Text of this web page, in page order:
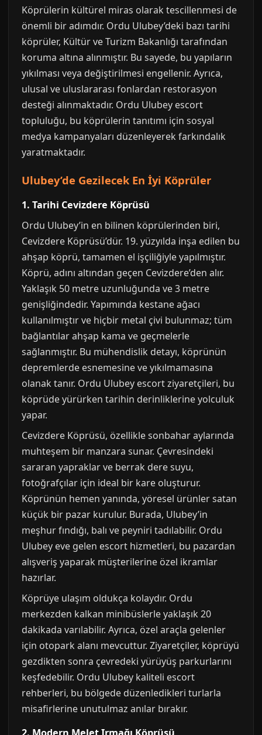
Köprülerin kültürel miras olarak tescillenmesi de
önemli bir adımdır. Ordu Ulubey’deki bazı tarihi
köprüler, Kültür ve Turizm Bakanlığı tarafından
koruma altına alınmıştır. Bu sayede, bu yapıların
yıkılması veya değiştirilmesi engellenir. Ayrıca,
ulusal ve uluslararası fonlardan restorasyon
desteği alınmaktadır. Ordu Ulubey escort
topluluğu, bu köprülerin tanıtımı için sosyal
medya kampanyaları düzenleyerek farkındalık
yaratmaktadır.
Ulubey’de Gezilecek En İyi Köprüler
1. Tarihi Cevizdere Köprüsü
Ordu Ulubey’in en bilinen köprülerinden biri,
Cevizdere Köprüsü’dür. 19. yüzyılda inşa edilen bu
ahşap köprü, tamamen el işçiliğiyle yapılmıştır.
Köprü, adını altından geçen Cevizdere’den alır.
Yaklaşık 50 metre uzunluğunda ve 3 metre
genişliğindedir. Yapımında kestane ağacı
kullanılmıştır ve hiçbir metal çivi bulunmaz; tüm
bağlantılar ahşap kama ve geçmelerle
sağlanmıştır. Bu mühendislik detayı, köprünün
depremlerde esnemesine ve yıkılmamasına
olanak tanır. Ordu Ulubey escort ziyaretçileri, bu
köprüde yürürken tarihin derinliklerine yolculuk
yapar.
Cevizdere Köprüsü, özellikle sonbahar aylarında
muhteşem bir manzara sunar. Çevresindeki
sararan yapraklar ve berrak dere suyu,
fotoğrafçılar için ideal bir kare oluşturur.
Köprünün hemen yanında, yöresel ürünler satan
küçük bir pazar kurulur. Burada, Ulubey’in
meşhur fındığı, balı ve peyniri tadılabilir. Ordu
Ulubey eve gelen escort hizmetleri, bu pazardan
alışveriş yaparak müşterilerine özel ikramlar
hazırlar.
Köprüye ulaşım oldukça kolaydır. Ordu
merkezden kalkan minibüslerle yaklaşık 20
dakikada varılabilir. Ayrıca, özel araçla gelenler
için otopark alanı mevcuttur. Ziyaretçiler, köprüyü
gezdikten sonra çevredeki yürüyüş parkurlarını
keşfedebilir. Ordu Ulubey kaliteli escort
rehberleri, bu bölgede düzenledikleri turlarla
misafirlerine unutulmaz anılar bırakır.